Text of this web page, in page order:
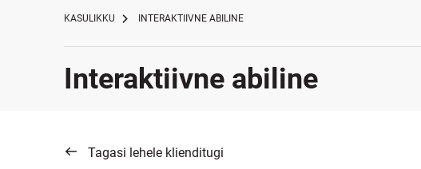
KASULIKKU INTERAKTIIVNE ABILINE
Interaktiivne abiline
Tagasi lehele klienditugi